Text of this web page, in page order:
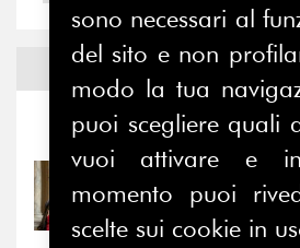
Notizie ed
Notizie -
Prima della pausa
il valore di...
sono necessari al
del sito e non
modo la tua
puoi scegliere quali
vuoi attivare e in
momento puoi
scelte sui cookie in